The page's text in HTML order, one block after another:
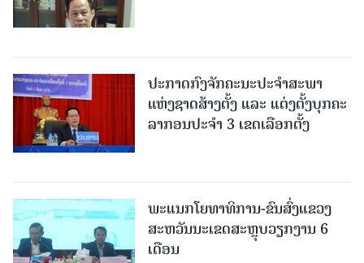
ປະກາດກົງຈັກຄະນະປະຈໍາສະພາ
ແຫ່ງຊາດສ້າງຕັ້ງ ແລະ ແຕ່ງຕັ້ງບຸກຄະ
ລາກອນປະຈໍາ 3 ເຂດເລືອກຕັ້ງ
ພະແນກໂຍທາທິການ-ຂົນສົ່ງແຂວງ
ສະຫວັນນະເຂດສະຫຼຸບວຽກງານ 6
ເດືອນ